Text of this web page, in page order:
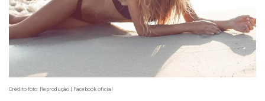
Crédito foto: Reprodução | Facebook oficial